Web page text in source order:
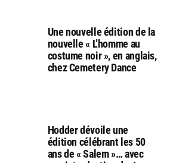
Une nouvelle édition de la
nouvelle « L’homme au
costume noir », en anglais,
chez Cemetery Dance
Hodder dévoile une
édition célébrant les 50
ans de « Salem »… avec